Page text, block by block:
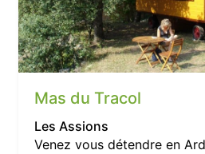
Mas du Tracol
Les Assions
Venez vous détendre en